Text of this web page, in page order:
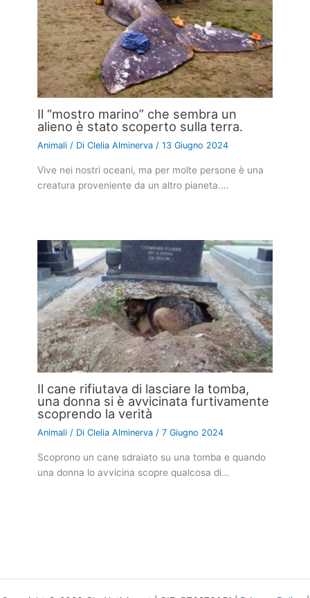
Il “mostro marino” che sembra un
alieno è stato scoperto sulla terra.
Animali / DiClelia Alminerva /13 Giugno 2024
Vive nei nostri oceani, ma per molte persone è una
creatura proveniente da un altro pianeta.…
Il cane rifiutava di lasciare la tomba,
una donna si è avvicinata furtivamente
scoprendo la verità
Animali / DiClelia Alminerva/7 Giugno 2024
Scoprono un cane sdraiato su una tomba e quando
una donna lo avvicina scopre qualcosa di…